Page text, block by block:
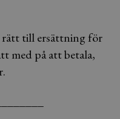
till ersättning för
med på att betala,